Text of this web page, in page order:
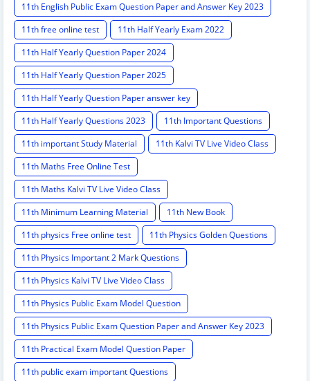
11th English Public Exam Question Paper and Answer Key 2023
11th free online test
11th Half Yearly Exam 2022
11th Half Yearly Question Paper 2024
11th Half Yearly Question Paper 2025
11th Half Yearly Question Paper answer key
11th Half Yearly Questions 2023
11th Important Questions
11th important Study Material
11th Kalvi TV Live Video Class
11th Maths Free Online Test
11th Maths Kalvi TV Live Video Class
11th Minimum Learning Material
11th New Book
11th physics Free online test
11th Physics Golden Questions
11th Physics Important 2 Mark Questions
11th Physics Kalvi TV Live Video Class
11th Physics Public Exam Model Question
11th Physics Public Exam Question Paper and Answer Key 2023
11th Practical Exam Model Question Paper
11th public exam important Questions